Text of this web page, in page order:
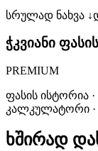
სრულად ნახვა ↓
ჭკვიანი
PREMIUM
ფასის ისტორია
კალკულატორი ·
ხშირად